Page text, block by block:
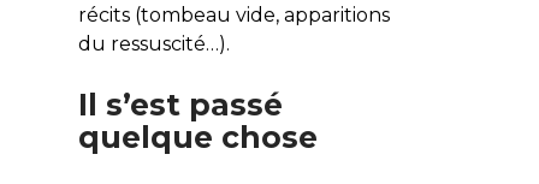
récits (tombeau vide, apparitions
du ressuscité…).
Il s’est passé
quelque chose